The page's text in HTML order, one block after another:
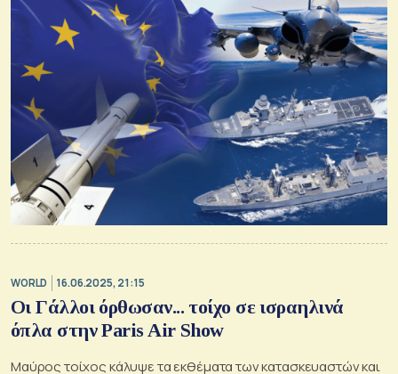
WORLD 16.06.2025, 21:15
Οι Γάλλοι όρθωσαν... τοίχο σε ισραηλινά
όπλα στην Paris Air Show
Μαύρος τοίχος κάλυψε τα εκθέματα των κατασκευαστών και